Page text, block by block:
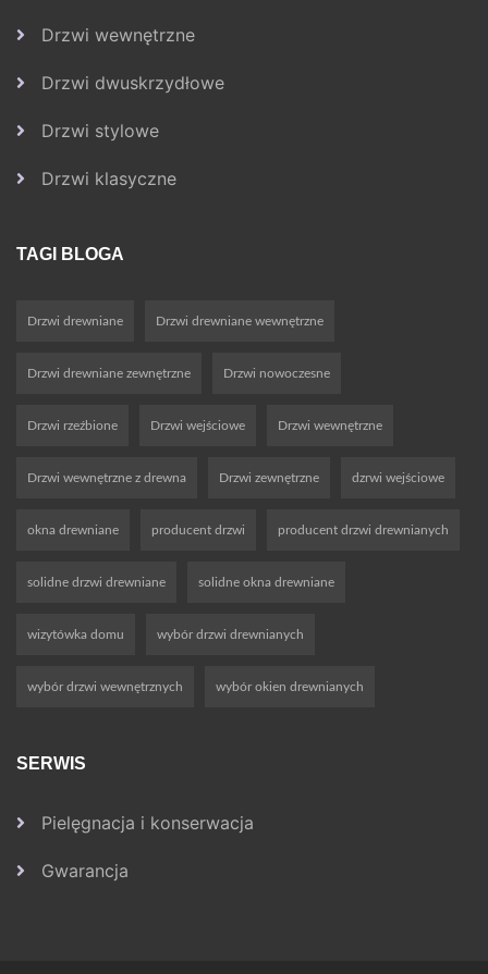
Drzwi wewnętrzne
Drzwi dwuskrzydłowe
Drzwi stylowe
Drzwi klasyczne
TAGI BLOGA
Drzwi drewniane Drzwi drewniane wewnętrzne
Drzwi drewniane zewnętrzne Drzwi nowoczesne
Drzwi rzeźbione Drzwi wejściowe Drzwi wewnętrzne
Drzwi wewnętrzne z drewna Drzwi zewnętrzne dzrwi wejściowe
okna drewniane producent drzwi producent drzwi drewnianych
solidne drzwi drewniane solidne okna drewniane
wizytówka domu wybór drzwi drewnianych
wybór drzwi wewnętrznych wybór okien drewnianych
SERWIS
Pielęgnacja i konserwacja
Gwarancja